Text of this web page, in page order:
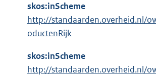
skos:inScheme
http://standaarden.overheid.nl/
oductenRijk
skos:inScheme
http://standaarden.overheid.nl/